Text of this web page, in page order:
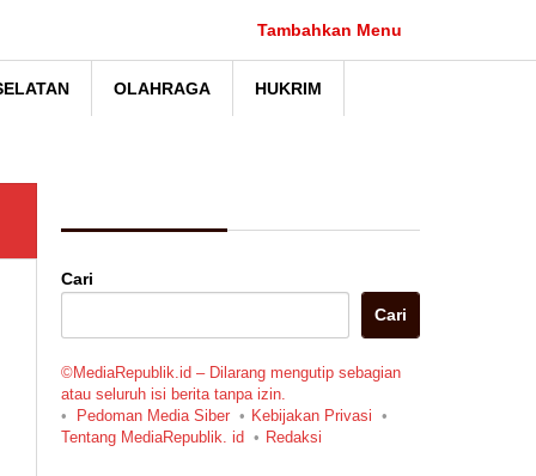
Tambahkan Menu
OLAHRAGA HUKRIM
Cari
Cari
©MediaRepublik.id – Dilarang mengutip sebagian
atau seluruh isi berita tanpa izin.
Pedoman Media Siber
Kebijakan Privasi
Tentang MediaRepublik. id
Redaksi